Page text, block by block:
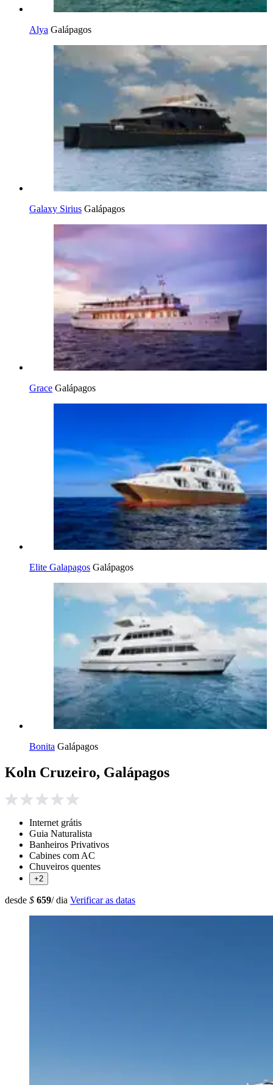
Alya Galápagos
Galaxy Sirius Galápagos
Grace Galápagos
Elite Galapagos Galápagos
Bonita Galápagos
Koln Cruzeiro, Galápagos
Internet grátis
Guia Naturalista
Banheiros Privativos
Cabines com AC
Chuveiros quentes
+2
desde $ 659/ dia Verificar as datas